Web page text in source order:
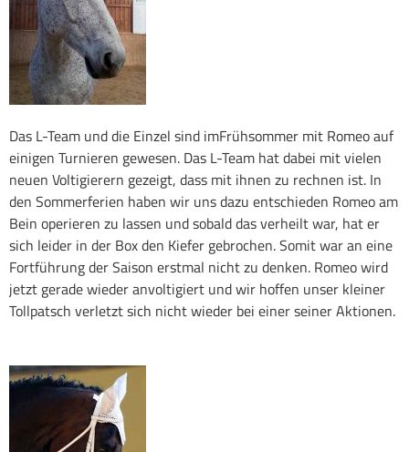
Das L-Team und die Einzel sind imFrühsommer mit Romeo auf
einigen Turnieren gewesen. Das L-Team hat dabei mit vielen
neuen Voltigierern gezeigt, dass mit ihnen zu rechnen ist. In
den Sommerferien haben wir uns dazu entschieden Romeo am
Bein operieren zu lassen und sobald das verheilt war, hat er
sich leider in der Box den Kiefer gebrochen. Somit war an eine
Fortführung der Saison erstmal nicht zu denken. Romeo wird
jetzt gerade wieder anvoltigiert und wir hoffen unser kleiner
Tollpatsch verletzt sich nicht wieder bei einer seiner Aktionen.